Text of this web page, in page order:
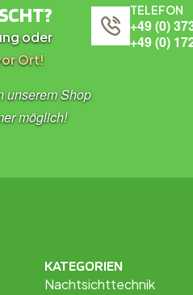
oder
Ort!
unserem Shop
möglich!
TELEFON
+49 (0)
+49 (0)
KATEGORIEN
Nachtsichttechnik